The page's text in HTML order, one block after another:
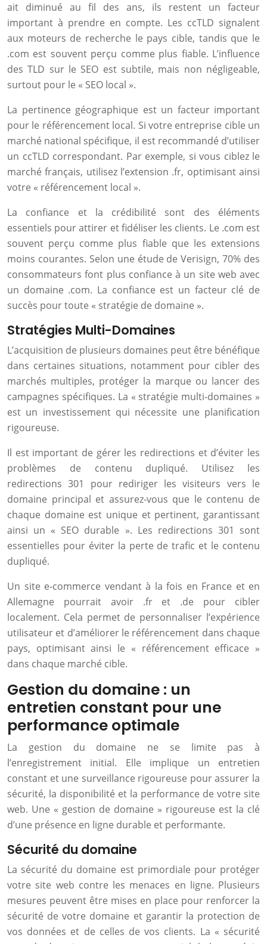
ait diminué au fil des ans, ils restent un facteur
important à prendre en compte. Les ccTLD signalent
aux moteurs de recherche le pays cible, tandis que le
.com est souvent perçu comme plus fiable. L’influence
des TLD sur le SEO est subtile, mais non négligeable,
surtout pour le « SEO local ».
La pertinence géographique est un facteur important
pour le référencement local. Si votre entreprise cible un
marché national spécifique, il est recommandé d’utiliser
un ccTLD correspondant. Par exemple, si vous ciblez le
marché français, utilisez l’extension .fr, optimisant ainsi
votre « référencement local ».
La confiance et la crédibilité sont des éléments
essentiels pour attirer et fidéliser les clients. Le .com est
souvent perçu comme plus fiable que les extensions
moins courantes. Selon une étude de Verisign, 70% des
consommateurs font plus confiance à un site web avec
un domaine .com. La confiance est un facteur clé de
succès pour toute « stratégie de domaine ».
Stratégies Multi-Domaines
L’acquisition de plusieurs domaines peut être bénéfique
dans certaines situations, notamment pour cibler des
marchés multiples, protéger la marque ou lancer des
campagnes spécifiques. La « stratégie multi-domaines »
est un investissement qui nécessite une planification
rigoureuse.
Il est important de gérer les redirections et d’éviter les
problèmes de contenu dupliqué. Utilisez les
redirections 301 pour rediriger les visiteurs vers le
domaine principal et assurez-vous que le contenu de
chaque domaine est unique et pertinent, garantissant
ainsi un « SEO durable ». Les redirections 301 sont
essentielles pour éviter la perte de trafic et le contenu
dupliqué.
Un site e-commerce vendant à la fois en France et en
Allemagne pourrait avoir .fr et .de pour cibler
localement. Cela permet de personnaliser l’expérience
utilisateur et d’améliorer le référencement dans chaque
pays, optimisant ainsi le « référencement efficace »
dans chaque marché cible.
Gestion du domaine : un
entretien constant pour une
performance optimale
La gestion du domaine ne se limite pas à
l’enregistrement initial. Elle implique un entretien
constant et une surveillance rigoureuse pour assurer la
sécurité, la disponibilité et la performance de votre site
web. Une « gestion de domaine » rigoureuse est la clé
d’une présence en ligne durable et performante.
Sécurité du domaine
La sécurité du domaine est primordiale pour protéger
votre site web contre les menaces en ligne. Plusieurs
mesures peuvent être mises en place pour renforcer la
sécurité de votre domaine et garantir la protection de
vos données et de celles de vos clients. La « sécurité